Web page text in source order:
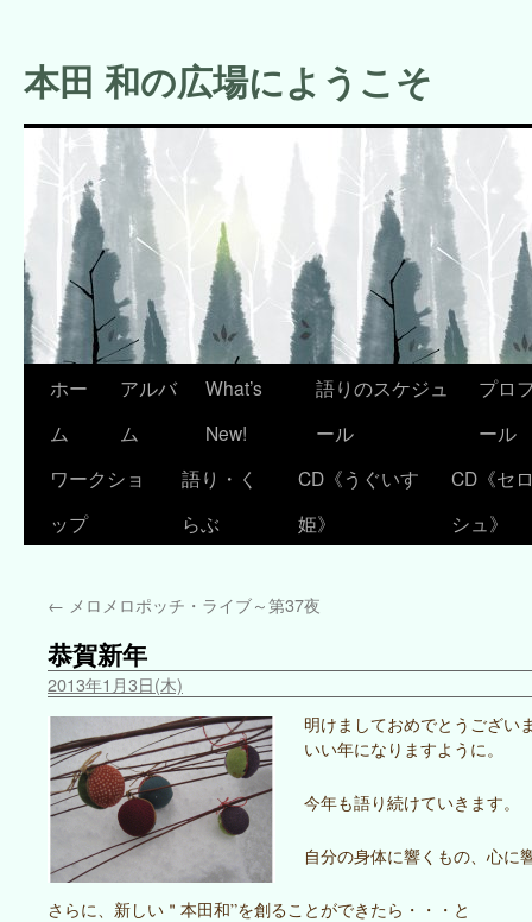
テ
ン
本田 和の広場にようこそ
ホー
ム
アルバ
ム
What’s
New!
語りのスケジュ
ール
プロ
ール
ワークショ
ップ
語り・く
らぶ
CD《うぐいす
姫》
CD《セ
シュ》
← メロメロポッチ・ライブ～第37夜
恭賀新年
2013年1月3日(木)
明けましておめでとうござい
いい年になりますように。
今年も語り続けていきます。
自分の身体に響くもの、心に
さらに、新しい＂本田和”を創ることができたら・・・と